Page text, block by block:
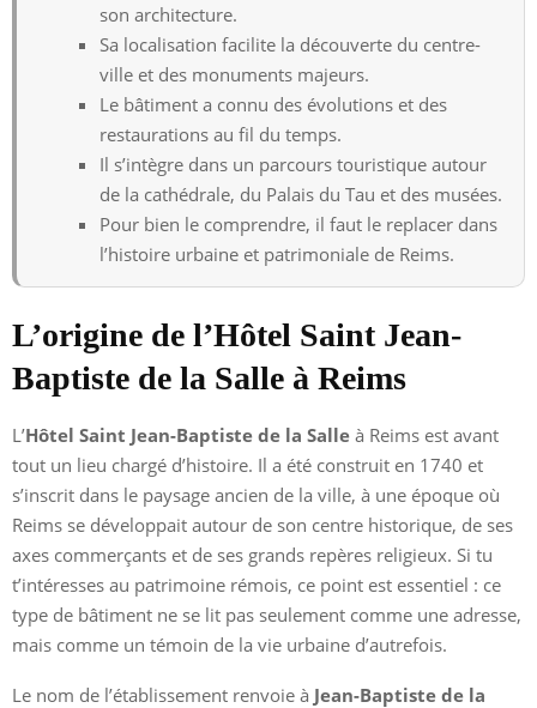
son architecture.
Sa localisation facilite la découverte du centre-
ville et des monuments majeurs.
Le bâtiment a connu des évolutions et des
restaurations au fil du temps.
Il s’intègre dans un parcours touristique autour
de la cathédrale, du Palais du Tau et des musées.
Pour bien le comprendre, il faut le replacer dans
l’histoire urbaine et patrimoniale de Reims.
L’origine de l’Hôtel Saint Jean-
Baptiste de la Salle à Reims
L’Hôtel Saint Jean-Baptiste de la Salle à Reims est avant
tout un lieu chargé d’histoire. Il a été construit en 1740 et
s’inscrit dans le paysage ancien de la ville, à une époque où
Reims se développait autour de son centre historique, de ses
axes commerçants et de ses grands repères religieux. Si tu
t’intéresses au patrimoine rémois, ce point est essentiel : ce
type de bâtiment ne se lit pas seulement comme une adresse,
mais comme un témoin de la vie urbaine d’autrefois.
Le nom de l’établissement renvoie à Jean-Baptiste de la